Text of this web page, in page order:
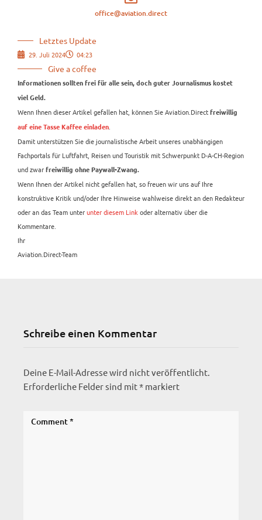
office@aviation.direct
Letztes Update
29. Juli 2024 04:23
Give a coffee
Informationen sollten frei für alle sein, doch guter Journalismus kostet
viel Geld.
Wenn Ihnen dieser Artikel gefallen hat, können Sie Aviation.Direct freiwillig
auf eine Tasse Kaffee einladen
Damit unterstützen Sie die journalistische Arbeit unseres unabhängigen
Fachportals für Luftfahrt, Reisen und Touristik mit Schwerpunkt D-A-CH-Region
und zwar freiwillig ohne Paywall-Zwang.
Wenn Ihnen der Artikel nicht gefallen hat, so freuen wir uns auf Ihre
konstruktive Kritik und/oder Ihre Hinweise wahlweise direkt an den Redakteur
oder an das Team unterunter diesem Link oder alternativ über die
Kommentare.
Ihr
Aviation.Direct-Team
Schreibe einen Kommentar
Deine E-Mail-Adresse wird nicht veröffentlicht.
Erforderliche Felder sind mit* markiert